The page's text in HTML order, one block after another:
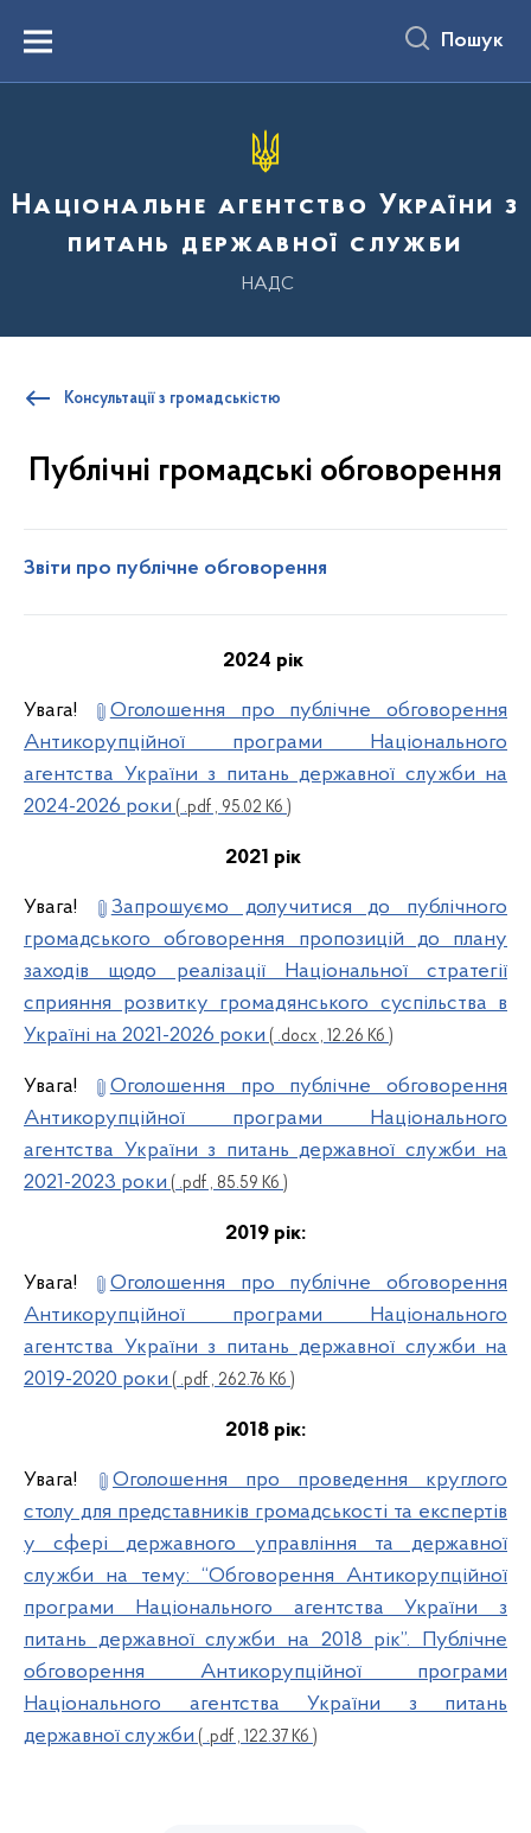
вмістуMenu Пошук
Національне агентство України з
питань державної служби
НАДС
Консультації з громадськістю
Публічні громадські обговорення
Звіти про публічне обговорення
2024 рік
Увага!
Оголошення про публічне обговорення
Антикорупційної програми Національного
агентства України з питань державної служби на
2024-2026 роки ( .pdf , 95.02 Кб )
2021 рік
Увага!
Запрошуємо долучитися до публічного
громадського обговорення пропозицій до плану
заходів щодо реалізації Національної стратегії
сприяння розвитку громадянського суспільства в
Україні на 2021-2026 роки ( .docx , 12.26 Кб )
Увага!
Оголошення про публічне обговорення
Антикорупційної програми Національного
агентства України з питань державної служби на
2021-2023 роки ( .pdf , 85.59 Кб )
2019 рік:
Увага!
Оголошення про публічне обговорення
Антикорупційної програми Національного
агентства України з питань державної служби на
2019-2020 роки ( .pdf , 262.76 Кб )
2018 рік:
Увага!
Оголошення про проведення круглого
столу для представників громадськості та експертів
у сфері державного управління та державної
служби на тему: “Обговорення Антикорупційної
програми Національного агентства України з
питань державної служби на 2018 рік”. Публічне
обговорення Антикорупційної програми
Національного агентства України з питань
державної служби ( .pdf , 122.37 Кб )